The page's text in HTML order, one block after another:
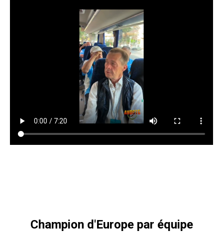
Champion d'Europe par équipe